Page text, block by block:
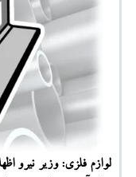
لوازم فلزی: وزیر نیرو